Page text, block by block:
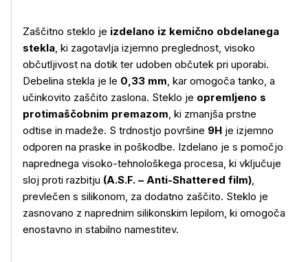
Več o izdelku
Zaščitno steklo je izdelano iz kemično obdelanega
stekla, ki zagotavlja izjemno preglednost, visoko
občutljivost na dotik ter udoben občutek pri uporabi.
Debelina stekla je le 0,33 mm, kar omogoča tanko, a
učinkovito zaščito zaslona. Steklo je opremljeno s
protimaščobnim premazom, ki zmanjša prstne
odtise in madeže. S trdnostjo površine 9H je izjemno
odporen na praske in poškodbe. Izdelano je s pomočjo
naprednega visoko-tehnološkega procesa, ki vključuje
sloj proti razbitju (A.S.F. – Anti-Shattered film),
prevlečen s silikonom, za dodatno zaščito. Steklo je
zasnovano z naprednim silikonskim lepilom, ki omogoča
enostavno in stabilno namestitev.